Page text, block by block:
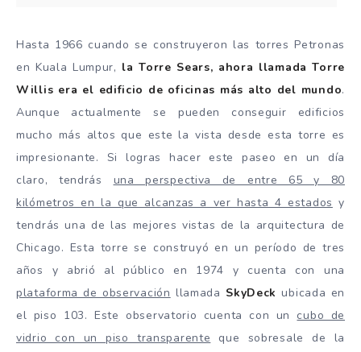
Hasta 1966 cuando se construyeron las torres Petronas
en Kuala Lumpur, la Torre Sears, ahora llamada Torre
Willis era el edificio de oficinas más alto del mundo.
Aunque actualmente se pueden conseguir edificios
mucho más altos que este la vista desde esta torre es
impresionante. Si logras hacer este paseo en un día
claro, tendrás una perspectiva de entre 65 y 80
kilómetros en la que alcanzas a ver hasta 4 estados y
tendrás una de las mejores vistas de la arquitectura de
Chicago. Esta torre se construyó en un período de tres
años y abrió al público en 1974 y cuenta con una
plataforma de observación llamada SkyDeck ubicada en
el piso 103. Este observatorio cuenta con un cubo de
vidrio con un piso transparente que sobresale de la